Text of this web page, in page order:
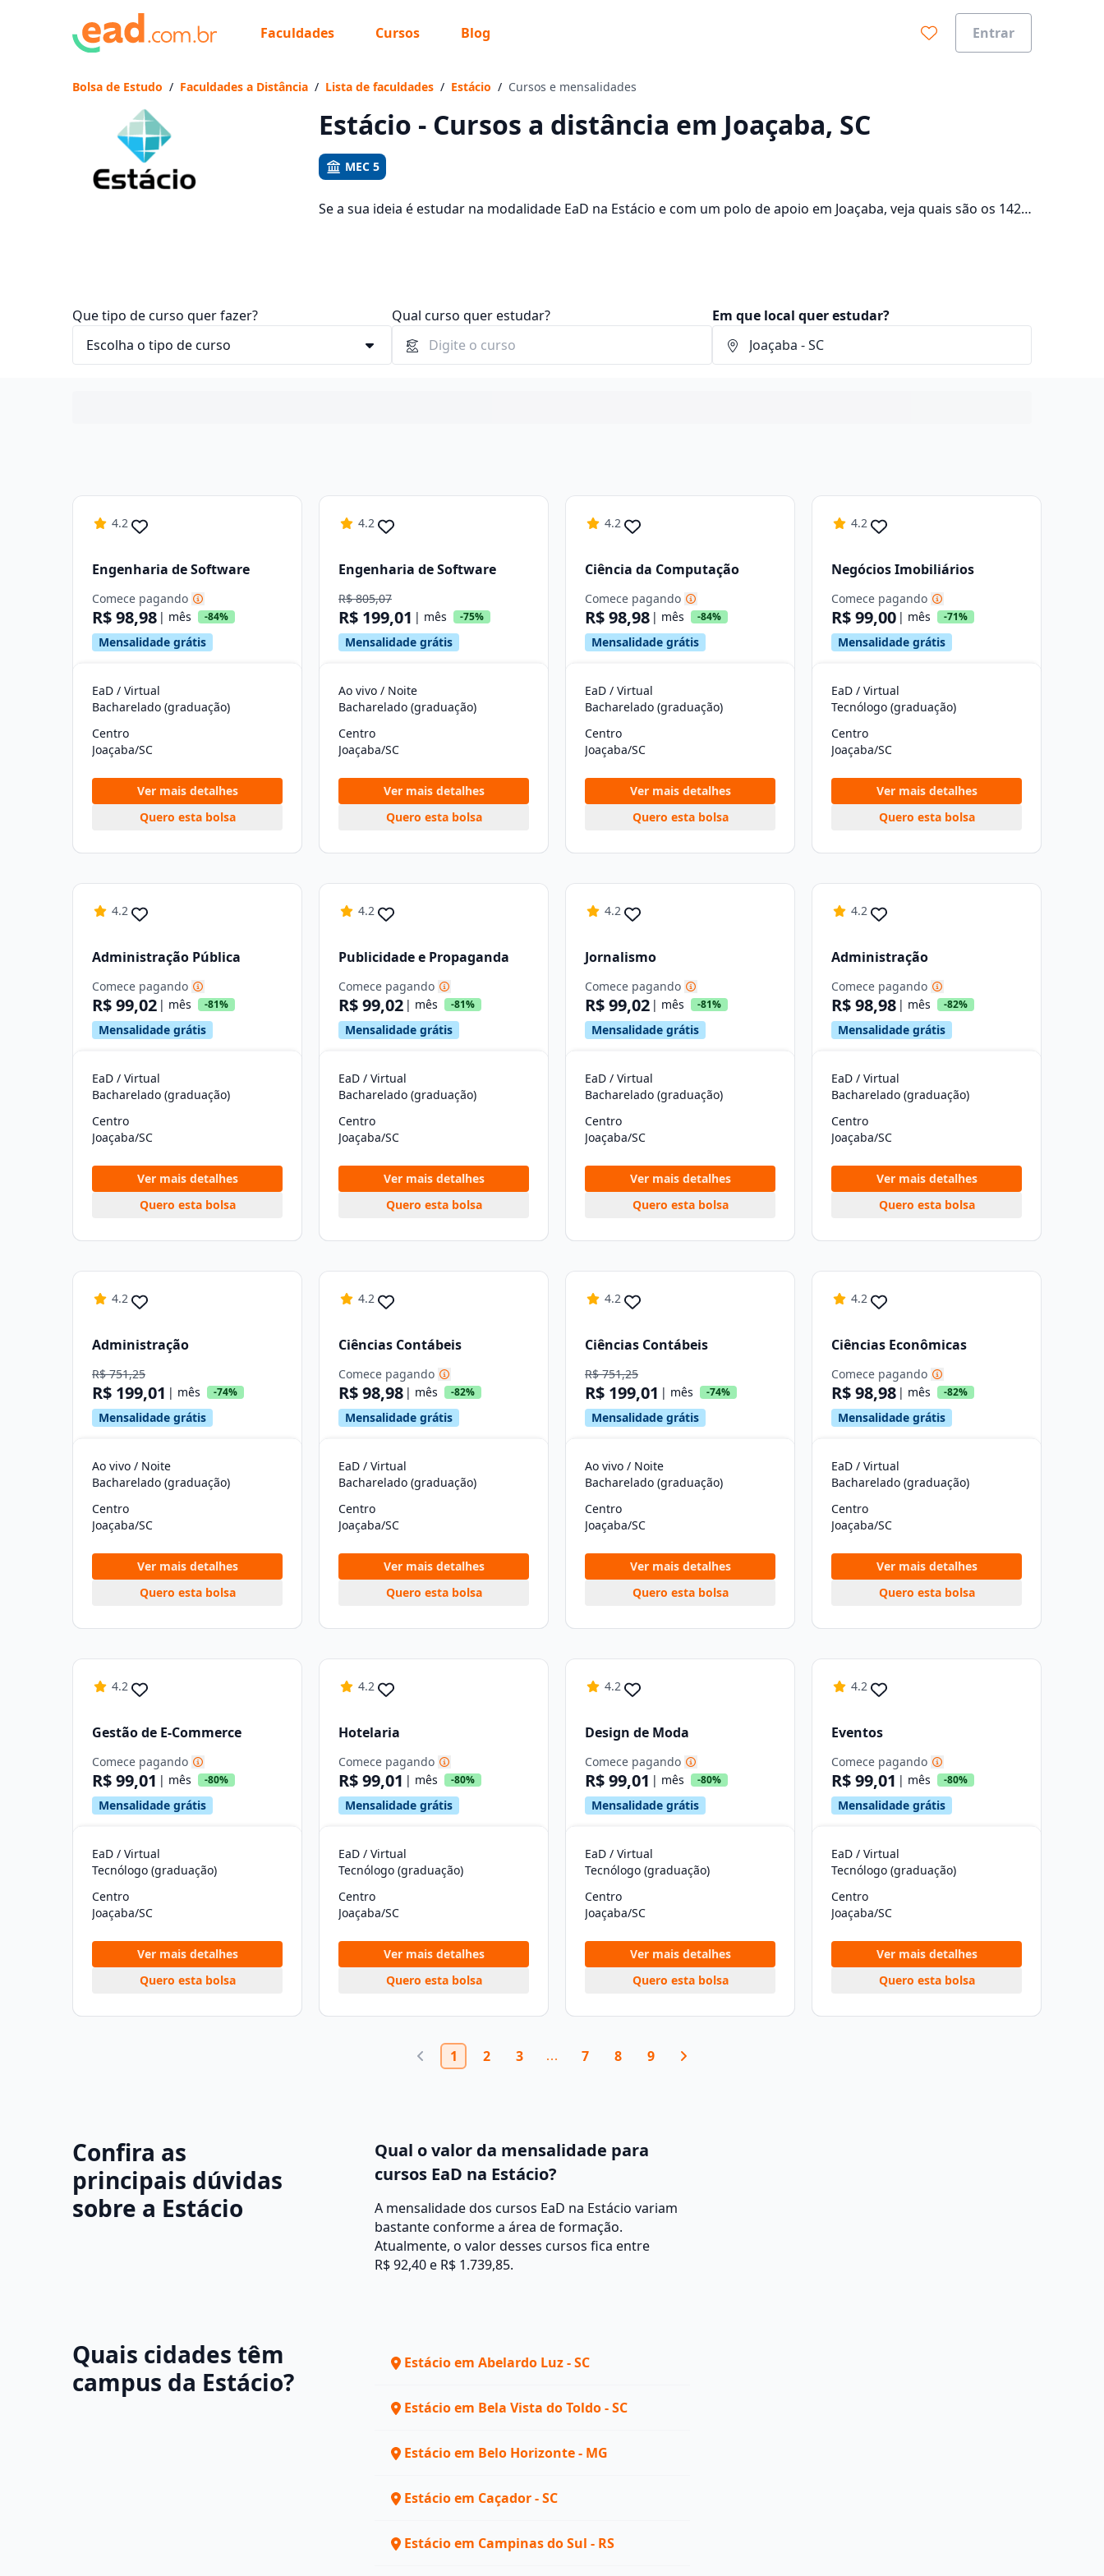
Faculdades Cursos Blog Entrar
Vamos te guiar no caminho ideal para seus estudos
Bolsa de Estudo / Faculdades a Distância / Lista de faculdades / Estácio / Cursos e mensalidades
Estácio - Cursos a distância em Joaçaba, SC
MEC 5
Se a sua ideia é estudar na modalidade EaD na Estácio e com um polo de apoio em Joaçaba, veja quais são os 142
Que tipo de curso quer fazer? Qual curso quer estudar? Em que local quer estudar?
4.2
Engenharia de Software
Comece pagando
R$ 98,98 | mês -84%
Mensalidade grátis
EaD / Virtual
Bacharelado (graduação)
Centro
Joaçaba/SC
Ver mais detalhes
Quero esta bolsa
4.2
Engenharia de Software
R$ 805,07
R$ 199,01 | mês -75%
Mensalidade grátis
Ao vivo / Noite
Bacharelado (graduação)
Centro
Joaçaba/SC
Ver mais detalhes
Quero esta bolsa
4.2
Ciência da Computação
Comece pagando
R$ 98,98 | mês -84%
Mensalidade grátis
EaD / Virtual
Bacharelado (graduação)
Centro
Joaçaba/SC
Ver mais detalhes
Quero esta bolsa
4.2
Negócios Imobiliários
Comece pagando
R$ 99,00 | mês -71%
Mensalidade grátis
EaD / Virtual
Tecnólogo (graduação)
Centro
Joaçaba/SC
Ver mais detalhes
Quero esta bolsa
4.2
Administração Pública
Comece pagando
R$ 99,02 | mês -81%
Mensalidade grátis
EaD / Virtual
Bacharelado (graduação)
Centro
Joaçaba/SC
Ver mais detalhes
Quero esta bolsa
4.2
Publicidade e Propaganda
Comece pagando
R$ 99,02 | mês -81%
Mensalidade grátis
EaD / Virtual
Bacharelado (graduação)
Centro
Joaçaba/SC
Ver mais detalhes
Quero esta bolsa
4.2
Jornalismo
Comece pagando
R$ 99,02 | mês -81%
Mensalidade grátis
EaD / Virtual
Bacharelado (graduação)
Centro
Joaçaba/SC
Ver mais detalhes
Quero esta bolsa
4.2
Administração
Comece pagando
R$ 98,98 | mês -82%
Mensalidade grátis
EaD / Virtual
Bacharelado (graduação)
Centro
Joaçaba/SC
Ver mais detalhes
Quero esta bolsa
4.2
Administração
R$ 751,25
R$ 199,01 | mês -74%
Mensalidade grátis
Ao vivo / Noite
Bacharelado (graduação)
Centro
Joaçaba/SC
Ver mais detalhes
Quero esta bolsa
4.2
Ciências Contábeis
Comece pagando
R$ 98,98 | mês -82%
Mensalidade grátis
EaD / Virtual
Bacharelado (graduação)
Centro
Joaçaba/SC
Ver mais detalhes
Quero esta bolsa
4.2
Ciências Contábeis
R$ 751,25
R$ 199,01 | mês -74%
Mensalidade grátis
Ao vivo / Noite
Bacharelado (graduação)
Centro
Joaçaba/SC
Ver mais detalhes
Quero esta bolsa
4.2
Ciências Econômicas
Comece pagando
R$ 98,98 | mês -82%
Mensalidade grátis
EaD / Virtual
Bacharelado (graduação)
Centro
Joaçaba/SC
Ver mais detalhes
Quero esta bolsa
4.2
Gestão de E-Commerce
Comece pagando
R$ 99,01 | mês -80%
Mensalidade grátis
EaD / Virtual
Tecnólogo (graduação)
Centro
Joaçaba/SC
Ver mais detalhes
Quero esta bolsa
4.2
Hotelaria
Comece pagando
R$ 99,01 | mês -80%
Mensalidade grátis
EaD / Virtual
Tecnólogo (graduação)
Centro
Joaçaba/SC
Ver mais detalhes
Quero esta bolsa
4.2
Design de Moda
Comece pagando
R$ 99,01 | mês -80%
Mensalidade grátis
EaD / Virtual
Tecnólogo (graduação)
Centro
Joaçaba/SC
Ver mais detalhes
Quero esta bolsa
4.2
Eventos
Comece pagando
R$ 99,01 | mês -80%
Mensalidade grátis
EaD / Virtual
Tecnólogo (graduação)
Centro
Joaçaba/SC
Ver mais detalhes
Quero esta bolsa
1 2 3 7 8 9
Confira as
principais dúvidas
sobre a Estácio
Qual o valor da mensalidade para
cursos EaD na Estácio?
A mensalidade dos cursos EaD na Estácio variam
bastante conforme a área de formação.
Atualmente, o valor desses cursos fica entre
R$ 92,40 e R$ 1.739,85.
Quais cidades têm
campus da Estácio?
Estácio em Abelardo Luz - SC
Estácio em Bela Vista do Toldo - SC
Estácio em Belo Horizonte - MG
Estácio em Caçador - SC
Estácio em Campinas do Sul - RS